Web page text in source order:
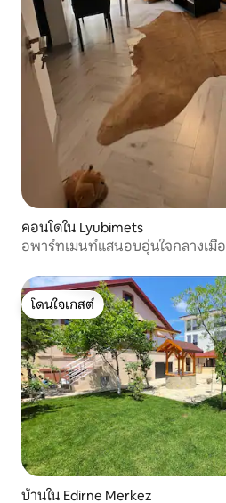
คอนโดใน Lyubimets
อพาร์ทเมนท์แสนอบอุ่นใจกลางเมื
โดนใจเกสต์
โดนใจเกสต์
บ้านใน Edirne Merkez